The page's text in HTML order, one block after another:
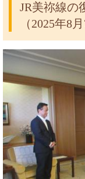
JR美祢線の
（2025年8月